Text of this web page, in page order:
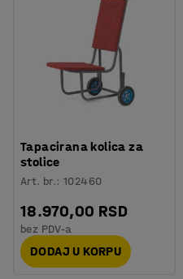
Tapacirana kolica za
stolice
Art. br.:102460
18.970,00 RSD
bez PDV-a
DODAJ U KORPU